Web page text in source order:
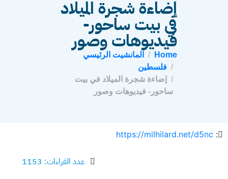
إضاءة شجرة الميلاد
في بيت ساحور-
فيديوهات وصور
Home
المانشيت الرئيسي
فلسطين
إضاءة شجرة الميلاد في بيت
ساحور- فيديوهات وصور
:
https://milhilard.net/d5nc
عدد القراءات: 1153